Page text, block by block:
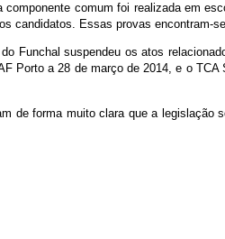
comum foi realizada em
candidatos. Essas provas encontram-
Funchal suspendeu os atos
Porto a 28 de março de 2014, e o
de forma muito clara que a legislação